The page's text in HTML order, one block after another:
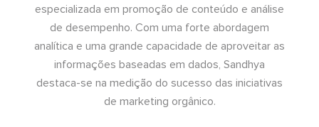
especializada em promoção de conteúdo e análise
de desempenho. Com uma forte abordagem
analítica e uma grande capacidade de aproveitar as
informações baseadas em dados, Sandhya
destaca-se na medição do sucesso das iniciativas
de marketing orgânico.